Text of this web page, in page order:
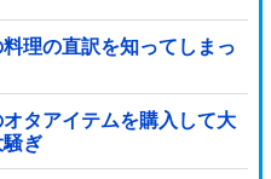
理の直訳を知ってしまっ
タアイテムを購入して大
ぎ